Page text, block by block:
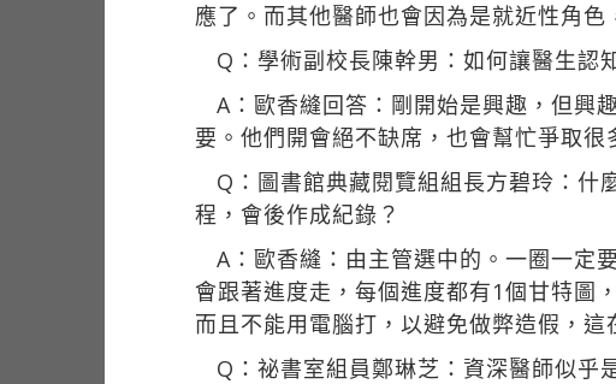
應了。而其他醫師也會因為是就近性角色
Q：學術副校長陳幹男：如何讓醫生認
A：歐香縫回答：剛開始是興趣，但興
要。他們開會絕不缺席，也會幫忙爭取很
Q：圖書館典藏閱覽組組長方碧玲：什
程，會後作成紀錄？
A：歐香縫：由主管選中的。一圈一定
會跟著進度走，每個進度都有1個甘特圖
而且不能用電腦打，以避免做弊造假，
Q：祕書室組員鄭琳芝：資深醫師似乎